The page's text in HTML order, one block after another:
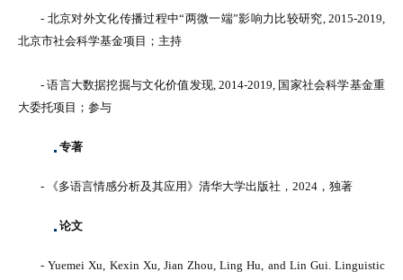
- 北京对外文化传播过程中“两微一端”影响力比较研究, 2015-2019,
北京市社会科学基金项目；主持
- 语言大数据挖掘与文化价值发现, 2014-2019, 国家社会科学基金重
大委托项目；参与
专著
- 《多语言情感分析及其应用》清华大学出版社，2024，独著
论文
- Yuemei Xu, Kexin Xu, Jian Zhou, Ling Hu, and Lin Gui. Linguistic